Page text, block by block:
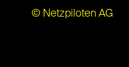
© Netzpiloten AG